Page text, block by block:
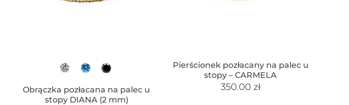
Obrączka pozłacana na palec u
stopy DIANA (2 mm)
Pierścionek pozłacany na palec u
stopy – CARMELA
350.00 zł